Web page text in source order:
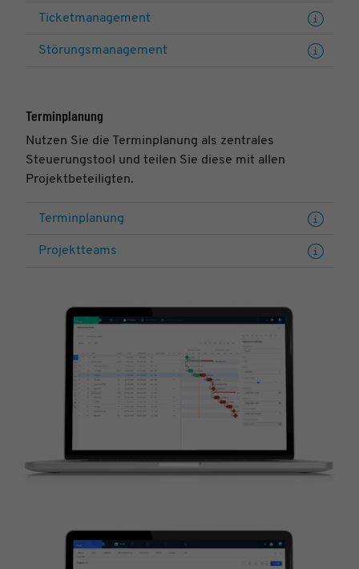
Ticketmanagement
Störungsmanagement
Terminplanung
Nutzen Sie die Terminplanung als zentrales
Steuerungstool und teilen Sie diese mit allen
Projektbeteiligten.
Terminplanung
Projektteams